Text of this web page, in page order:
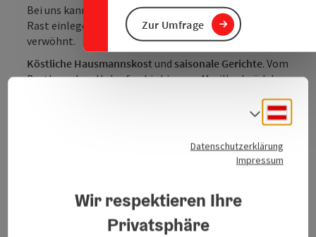
Zur Umfrage
Bei uns kannst du in schöner Natur eine gemütliche
Rast einlegen und wirst mit regionellen Schmankerl
verwöhnt.
Köstliche Hausmannskost und saisonale Gerichte. Vom
Bratl aus dem Holzofen bis hin zum Marillenknödel
Datenschutzerklärung
Impressum
Wir respektieren Ihre
Privatsphäre